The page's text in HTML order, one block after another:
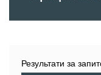
Результати за